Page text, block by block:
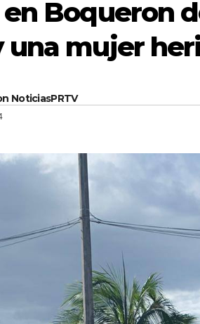
en Boqueron
una mujer
NoticiasPRTV